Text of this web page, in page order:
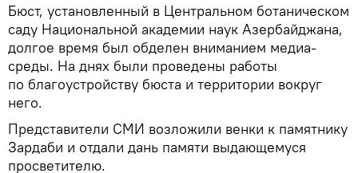
Бюст, установленный в Центральном ботаническом
саду Национальной академии наук Азербайджана,
долгое время был обделен вниманием медиа-
среды. На днях были проведены работы
по благоустройству бюста и территории вокруг
него.
Представители СМИ возложили венки к памятнику
Зардаби и отдали дань памяти выдающемуся
просветителю.